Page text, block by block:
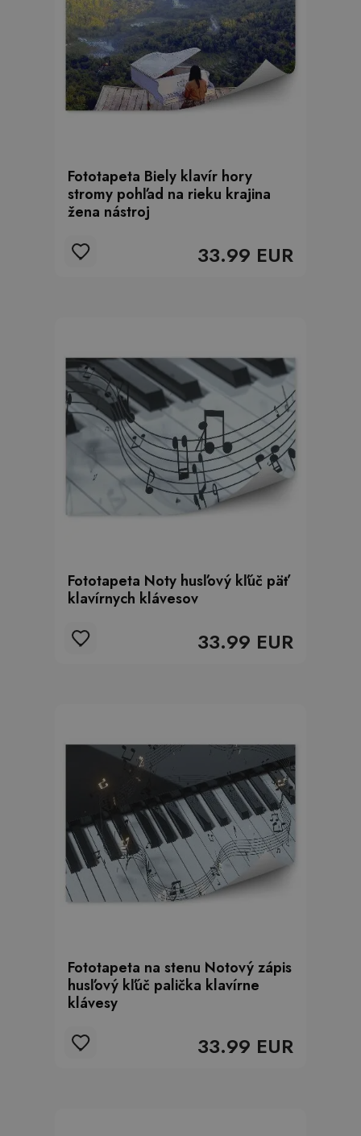
Fototapeta Biely klavír hory
stromy pohľad na rieku krajina
žena nástroj
33.99 EUR
Fototapeta Noty husľový kľúč päť
klavírnych klávesov
33.99 EUR
Fototapeta na stenu Notový zápis
husľový kľúč palička klavírne
klávesy
33.99 EUR